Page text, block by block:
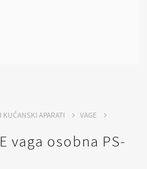
KUĆANSKI APARATI
VAGE
vaga osobna PS-